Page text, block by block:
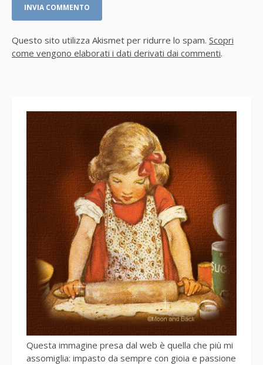
Questo sito utilizza Akismet per ridurre lo spam. Scopri
come vengono elaborati i dati derivati dai commenti.
Questa immagine presa dal web è quella che più mi
assomiglia: impasto da sempre con gioia e passione